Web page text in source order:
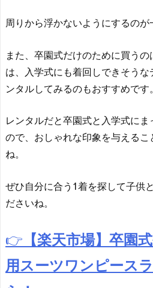
周りから浮かないようにするのが
また、卒園式だけのために買う
は、入学式にも着回しできそう
ンタルしてみるのもおすすめです。
レンタルだと卒園式と入学式に
ので、おしゃれな印象を与えるこ
ね。
ぜひ自分に合う1着を探して子供
ださいね。
👉 【楽天市場】卒園
用スーツワンピース